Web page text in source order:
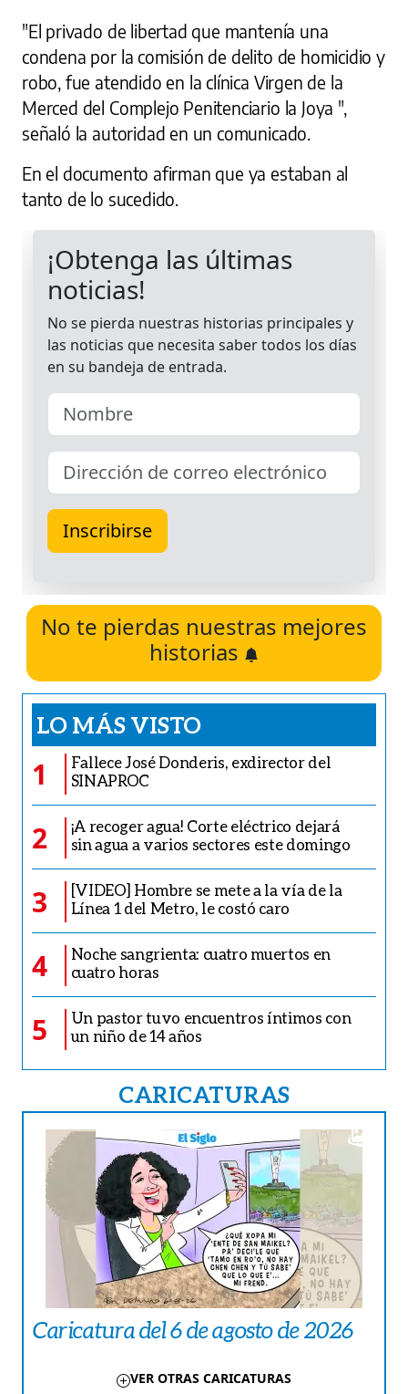
"El privado de libertad que mantenía una
condena por la comisión de delito de homicidio y
robo, fue atendido en la clínica Virgen de la
Merced del Complejo Penitenciario la Joya ",
señaló la autoridad en un comunicado.
En el documento afirman que ya estaban al
tanto de lo sucedido.
No te pierdas nuestras mejores
historias
LO MÁS VISTO
1
Fallece José Donderis, exdirector del
SINAPROC
2
¡A recoger agua! Corte eléctrico dejará
sin agua a varios sectores este domingo
3
[VIDEO] Hombre se mete a la vía de la
Línea 1 del Metro, le costó caro
4
Noche sangrienta: cuatro muertos en
cuatro horas
5
Un pastor tuvo encuentros íntimos con
un niño de 14 años
CARICATURAS
Caricatura del 6 de agosto de 2026
VER OTRAS CARICATURAS